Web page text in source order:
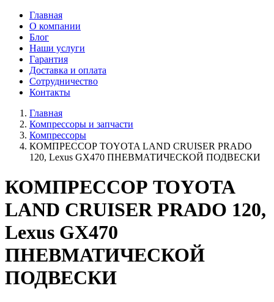
Главная
О компании
Блог
Наши услуги
Гарантия
Доставка и оплата
Сотрудничество
Контакты
Главная
Компрессоры и запчасти
Компрессоры
КОМПРЕССОР TOYOTA LAND CRUISER PRADO
120, Lexus GX470 ПНЕВМАТИЧЕСКОЙ ПОДВЕСКИ
КОМПРЕССОР TOYOTA
LAND CRUISER PRADO 120,
Lexus GX470
ПНЕВМАТИЧЕСКОЙ
ПОДВЕСКИ